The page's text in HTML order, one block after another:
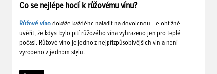
Co se nejlépe hodí k růžovému vínu?
Růžové víno dokáže každého naladit na dovolenou. Je obtížné
uvěřit, že kdysi bylo pití růžového vína vyhrazeno jen pro teplé
počasí. Růžové víno je jedno z nejpřizpůsobivějších vín a není
vyrobeno v jednom stylu.